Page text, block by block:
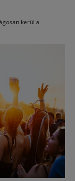
kerül a